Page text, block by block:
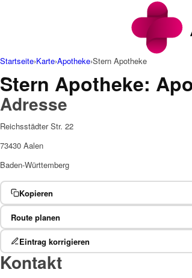
Startseite›Karte›Apotheke›Stern Apotheke
Stern Apotheke:
Adresse
Reichsstädter Str. 22
73430 Aalen
Baden-Württemberg
Kopieren
Route planen
Eintrag korrigieren
Kontakt